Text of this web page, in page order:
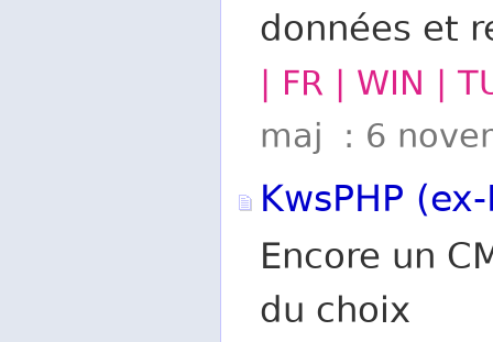
données et
| FR | WIN |
maj : 6
KwsPHP
Encore un
du choix